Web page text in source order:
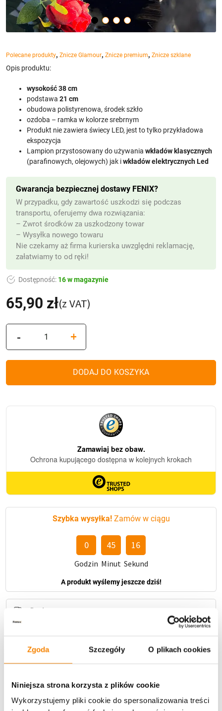
Zgoda Szczegóły O plikach cookies
Niniejsza strona korzysta z plików cookie
Wykorzystujemy pliki cookie do spersonalizowania treści
Polecane produkty, Znicze Glamour, Znicze premium, Znicze szklane
65,90 zł(z VAT)
Opis produktu:
wysokość 38 cm
podstawa 21 cm
obudowa polistyrenowa, środek szkło
ozdoba – ramka w kolorze srebrnym
Produkt nie zawiera świecy LED, jest to tylko przykładowa
ekspozycja
Lampion przystosowany do używania wkładów klasycznych
(parafinowych, olejowych) jak iwkładów elektrycznych Led
Dostępność: 16 w magazynie
Gwarancja bezpiecznej dostawy FENIX?
W przypadku, gdy zawartość uszkodzi się podczas
transportu, oferujemy dwa rozwiązania:
– Zwrot środków za uszkodzony towar
– Wysyłka nowego towaru
Nie czekamy aż firma kurierska uwzględni reklamację,
załatwiamy to od ręki!
Dostawa
Darmowa dostawa:od 49 zł
Szybka wysyłka!Zamów w ciągu
0
Godzin
45
Minut
15
Sekund
A produkt wyślemy jeszcze dziś!
-
Lampion
(Silver)
+
DODAJ DO KOSZYKA